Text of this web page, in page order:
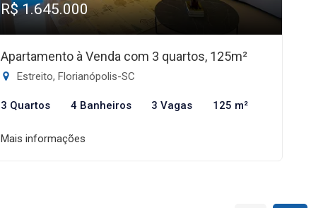
R$ 1.645.000
Apartamento à Venda com 3 quartos, 125m²
Estreito, Florianópolis-SC
3 Quartos 4 Banheiros 3 Vagas 125 m²
Mais informações